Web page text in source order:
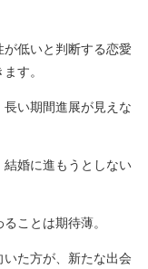
低いと判断する恋愛
す。
い期間進展が見えな
婚に進もうとしない
ことは期待薄。
た方が、新たな出会